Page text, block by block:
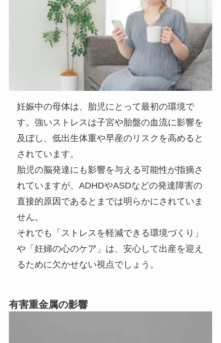
妊娠中の母体は、胎児にとって最初の環境で
す。強いストレスは子宮や胎盤の血流に影響を
及ぼし、低出生体重や早産のリスクを高めると
されています。
胎児の脳発達にも影響を与える可能性が指摘さ
れていますが、ADHDやASDなどの発達障害の
直接的原因であるとまでは明らかにされていま
せん。
それでも「ストレスを軽減できる環境づくり」
や「妊婦の心のケア」は、安心して出産を迎え
るために欠かせない視点でしょう。
有害重金属の影響